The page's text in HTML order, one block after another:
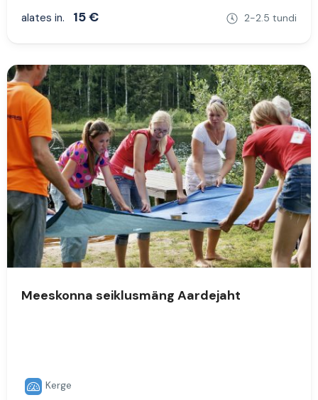
alates in. 15 € 2-2.5 tundi
Meeskonna seiklusmäng Aardejaht
Kerge